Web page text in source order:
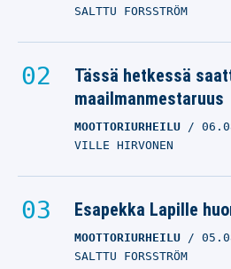
SALTTU FORSSTRÖM
Tässä hetkessä
maailmanmestaruus
MOOTTORIURHEILU
VILLE HIRVONEN
Esapekka Lapille
MOOTTORIURHEILU
SALTTU FORSSTRÖM